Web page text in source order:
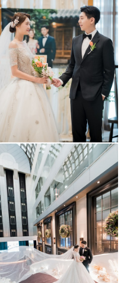
Stanford hotel seoul
SONO FELICE
WEDDING&CONVENTION